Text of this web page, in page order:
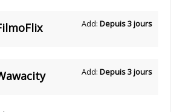
Add: Depuis 3 jours
Add: Depuis 3 jours